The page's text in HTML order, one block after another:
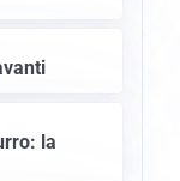
la